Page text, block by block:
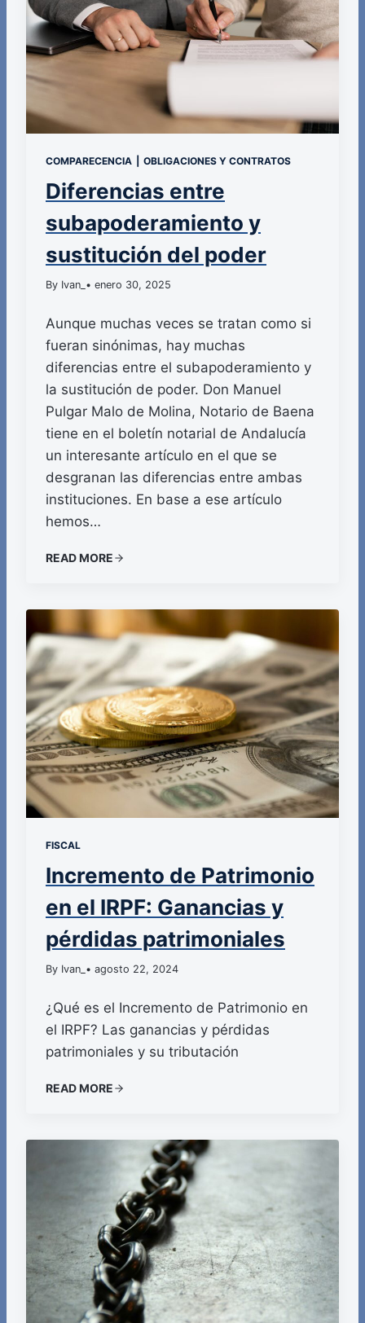
COMPARECENCIA OBLIGACIONES Y CONTRATOS
Diferencias entre
subapoderamiento y
sustitución del poder
By Ivan_ • enero 30, 2025
Aunque muchas veces se tratan como si
fueran sinónimas, hay muchas
diferencias entre el subapoderamiento y
la sustitución de poder. Don Manuel
Pulgar Malo de Molina, Notario de Baena
tiene en el boletín notarial de Andalucía
un interesante artículo en el que se
desgranan las diferencias entre ambas
instituciones. En base a ese artículo
hemos…
READ MORE
FISCAL
Incremento de Patrimonio
en el IRPF: Ganancias y
pérdidas patrimoniales
By Ivan_ • agosto 22, 2024
¿Qué es el Incremento de Patrimonio en
el IRPF? Las ganancias y pérdidas
patrimoniales y su tributación
READ MORE